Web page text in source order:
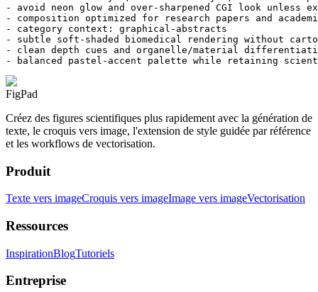
- avoid neon glow and over-sharpened CGI look unless
- composition optimized for research papers and
- category context: graphical-abstracts
- subtle soft-shaded biomedical rendering without
- clean depth cues and organelle/material
- balanced pastel-accent palette while retaining
FigPad
Créez des figures scientifiques plus rapidement avec la génération de
texte, le croquis vers image, l'extension de style guidée par référence
et les workflows de vectorisation.
Produit
Texte vers imageCroquis vers imageImage vers imageVectorisation
Ressources
InspirationBlogTutoriels
Entreprise